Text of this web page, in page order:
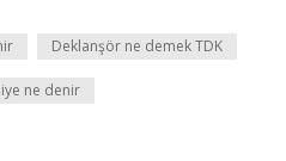
Deklanşör ne demek TDK
ne denir